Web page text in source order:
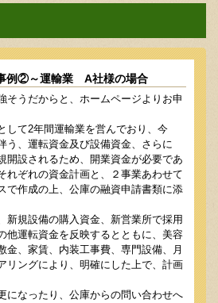
例②～運輸業 A社様の場合
そうだからと、ホームページよりお申
して2年間運輸業を営んでおり、今
う、運転資金及び設備資金、さらに
開設されるため、開業資金が必要であ
れぞれの資金計画と、２事業あわせて
で作成の上、公庫の融資申請書類に添
新規設備の購入資金、新営業所で採用
他運転資金を反映するとともに、美容
金、家賃、内装工事費、専門設備、月
リングにより、明確にした上で、計画
になったり、公庫からの問い合わせへ